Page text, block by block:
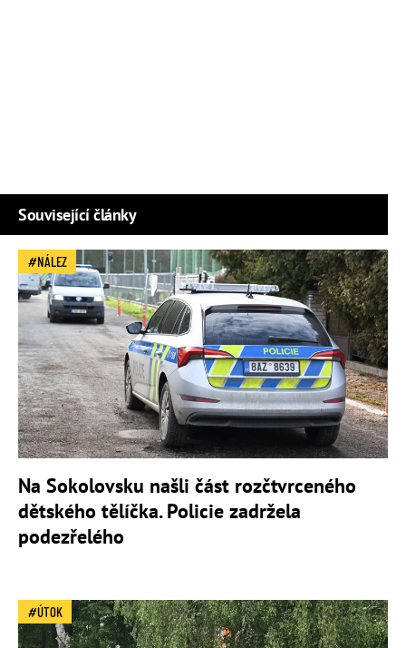
Související články
NÁLEZ
Na Sokolovsku našli část rozčtvrceného
dětského tělíčka. Policie zadržela
podezřelého
ÚTOK